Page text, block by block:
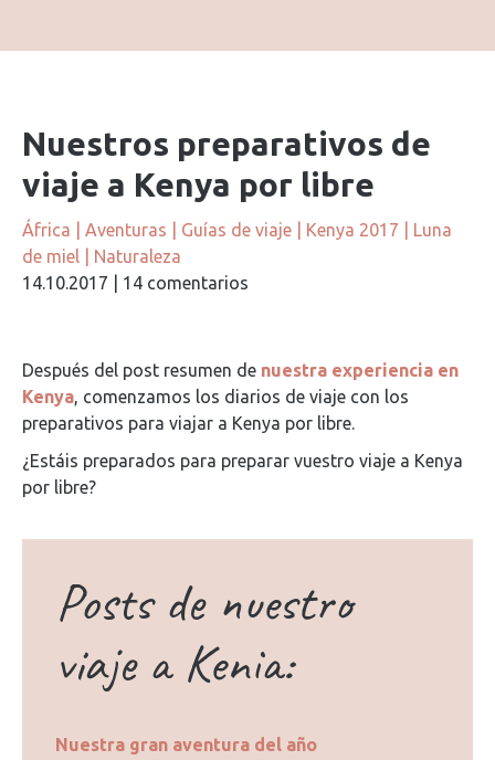
Nuestros preparativos de
viaje a Kenya por libre
África Aventuras Guías de viaje Kenya 2017
Luna
de miel
Naturaleza
14.10.2017
14 comentarios
Después del post resumen de nuestra experiencia en
Kenya, comenzamos los diarios de viaje con los
preparativos para viajar a Kenya por libre.
¿Estáis preparados para preparar vuestro viaje a Kenya
por libre?
Posts de nuestro
viaje a Kenia:
Nuestra gran aventura del año